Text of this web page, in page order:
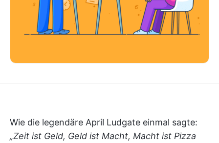
Wie die legendäre April Ludgate einmal sagte:
„Zeit ist Geld, Geld ist Macht, Macht ist Pizza